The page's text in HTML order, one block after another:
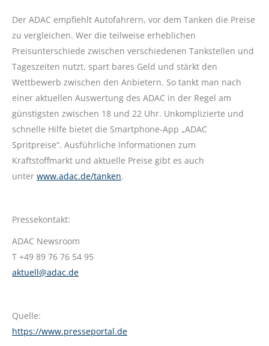
Der ADAC empfiehlt Autofahrern, vor dem Tanken die Preise
zu vergleichen. Wer die teilweise erheblichen
Preisunterschiede zwischen verschiedenen Tankstellen und
Tageszeiten nutzt, spart bares Geld und stärkt den
Wettbewerb zwischen den Anbietern. So tankt man nach
einer aktuellen Auswertung des ADAC in der Regel am
günstigsten zwischen 18 und 22 Uhr. Unkomplizierte und
schnelle Hilfe bietet die Smartphone-App „ADAC
Spritpreise“. Ausführliche Informationen zum
Kraftstoffmarkt und aktuelle Preise gibt es auch
unter www.adac.de/tanken.
Pressekontakt:
ADAC Newsroom
T +49 89 76 76 54 95
aktuell@adac.de
Quelle:
https://www.presseportal.de